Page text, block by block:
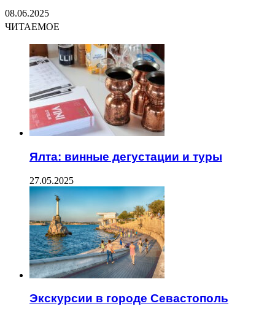
08.06.2025
ЧИТАЕМОЕ
Ялта: винные дегустации и туры
27.05.2025
Экскурсии в городе Севастополь